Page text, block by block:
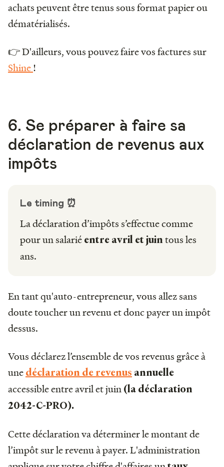
achats peuvent être tenus sous format papier ou
dématérialisés.
👉 D'ailleurs, vous pouvez faire vos factures sur
Shine!
6. Se préparer à faire sa
déclaration de revenus aux
impôts
Le timing ⏰
La déclaration d’impôts s’effectue comme
pour un salarié entre avril et juintous les
ans.
En tant qu'auto-entrepreneur, vous allez sans
doute toucher un revenu et donc payer un impôt
dessus.
Vous déclarez l’ensemble de vos revenus grâce à
une déclaration de revenus annuelle
accessible entre avril et juin (la déclaration
2042-C-PRO).
Cette déclaration va déterminer le montant de
l’impôt sur le revenu à payer. L'administration